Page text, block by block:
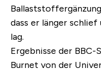
dass er länger
lag.
Ergebnisse der
Burnet von der